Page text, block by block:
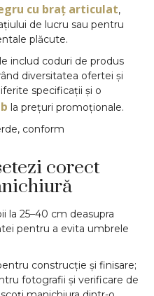
cu braț articulat,
de lucru sau pentru
plăcute.
includ coduri de produs
diversitatea ofertei și
specificații și o
la prețuri promoționale.
conform
corect
la 25–40 cm deasupra
pentru a evita umbrele
construcție și finisare;
fotografii și verificare de